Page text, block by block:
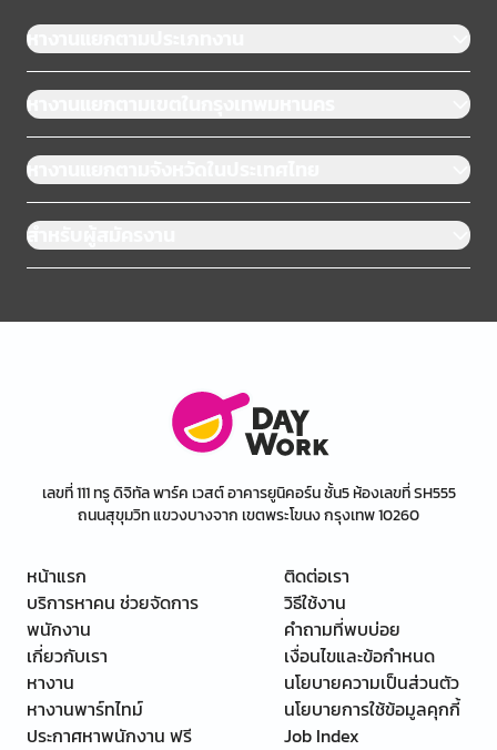
หางานแยกตามประเภทงาน
หางานแยกตามเขตในกรุงเทพมหานคร
หางานแยกตามจังหวัดในประเทศไทย
สำหรับผู้สมัครงาน
เลขที่ 111 ทรู ดิจิทัล พาร์ค เวสต์ อาคารยูนิคอร์น ชั้น5 ห้องเลขที่ SH555
ถนนสุขุมวิท แขวงบางจาก เขตพระโขนง กรุงเทพ 10260
หน้าแรก
บริการหาคน ช่วยจัดการ
พนักงาน
เกี่ยวกับเรา
หางาน
หางานพาร์ทไทม์
ประกาศหาพนักงาน ฟรี
ติดต่อเรา
วิธีใช้งาน
คำถามที่พบบ่อย
เงื่อนไขและข้อกำหนด
นโยบายความเป็นส่วนตัว
นโยบายการใช้ข้อมูลคุกกี้
Job Index